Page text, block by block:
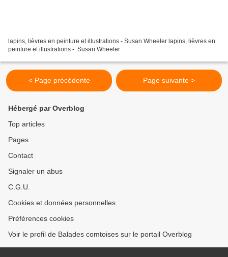
lapins, lièvres en peinture et illustrations - Susan Wheeler lapins, lièvres en
peinture et illustrations - Susan Wheeler
< Page précédente Page suivante >
Hébergé par Overblog
Top articles
Pages
Contact
Signaler un abus
C.G.U.
Cookies et données personnelles
Préférences cookies
Voir le profil de Balades comtoises sur le portail Overblog